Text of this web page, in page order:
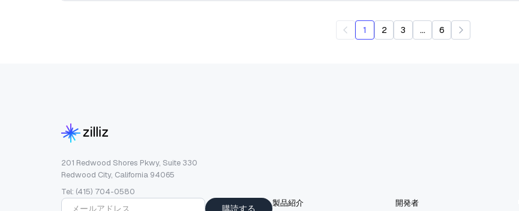
1 2 3 ... 6
201 Redwood Shores Pkwy, Suite 330
Redwood City, California 94065
Tel: (415) 704-0580
製品紹介
開発者